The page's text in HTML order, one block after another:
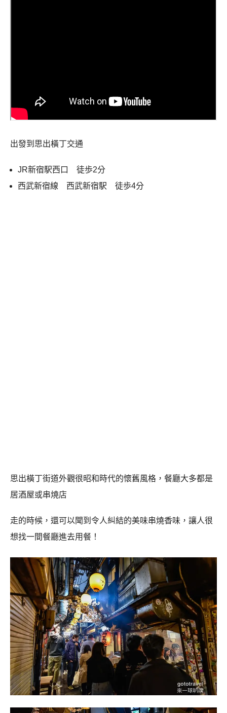
出發到思出橫丁交通
JR新宿駅西口 徒歩2分
西武新宿線 西武新宿駅 徒歩4分
思出橫丁街道外觀很昭和時代的懷舊風格，餐廳大多都是
居酒屋或串燒店
走的時候，還可以聞到令人糾結的美味串燒香味，讓人很
想找一間餐廳進去用餐！